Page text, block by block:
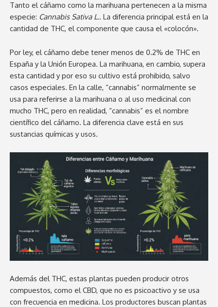
Tanto el cáñamo como la marihuana pertenecen a la misma
especie: Cannabis Sativa L.. La diferencia principal está en la
cantidad de THC, el componente que causa el «colocón».
Por ley, el cáñamo debe tener menos de 0.2% de THC en
España y la Unión Europea. La marihuana, en cambio, supera
esta cantidad y por eso su cultivo está prohibido, salvo
casos especiales. En la calle, “cannabis” normalmente se
usa para referirse a la marihuana o al uso medicinal con
mucho THC, pero en realidad, “cannabis” es el nombre
científico del cáñamo. La diferencia clave está en sus
sustancias químicas y usos.
Además del THC, estas plantas pueden producir otros
compuestos, como el CBD, que no es psicoactivo y se usa
con frecuencia en medicina. Los productores buscan plantas